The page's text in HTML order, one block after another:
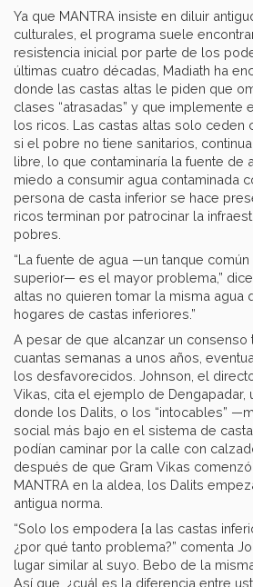
Ya que MANTRA insiste en diluir
culturales, el programa suele
resistencia inicial por parte de los
últimas cuatro décadas, Madiath ha
donde las castas altas le piden que
clases “atrasadas” y que implemente
los ricos. Las castas altas solo ceden
si el pobre no tiene sanitarios,
libre, lo que contaminaría la fuente de
miedo a consumir agua contaminada
persona de casta inferior se hace
ricos terminan por patrocinar la
pobres.
“La fuente de agua —un tanque
superior— es el mayor problema,” dice
altas no quieren tomar la misma agua
hogares de castas inferiores.”
A pesar de que alcanzar un consenso
cuantas semanas a unos años,
los desfavorecidos. Johnson, el
Vikas, cita el ejemplo de Dengapadar,
donde los Dalits, o los “intocables”
social más bajo en el sistema de
podían caminar por la calle con
después de que Gram Vikas
MANTRA en la aldea, los Dalits
antigua norma.
“Solo los empodera [a las castas
¿por qué tanto problema?” comenta
lugar similar al suyo. Bebo de la
Así que, ¿cuál es la diferencia entre